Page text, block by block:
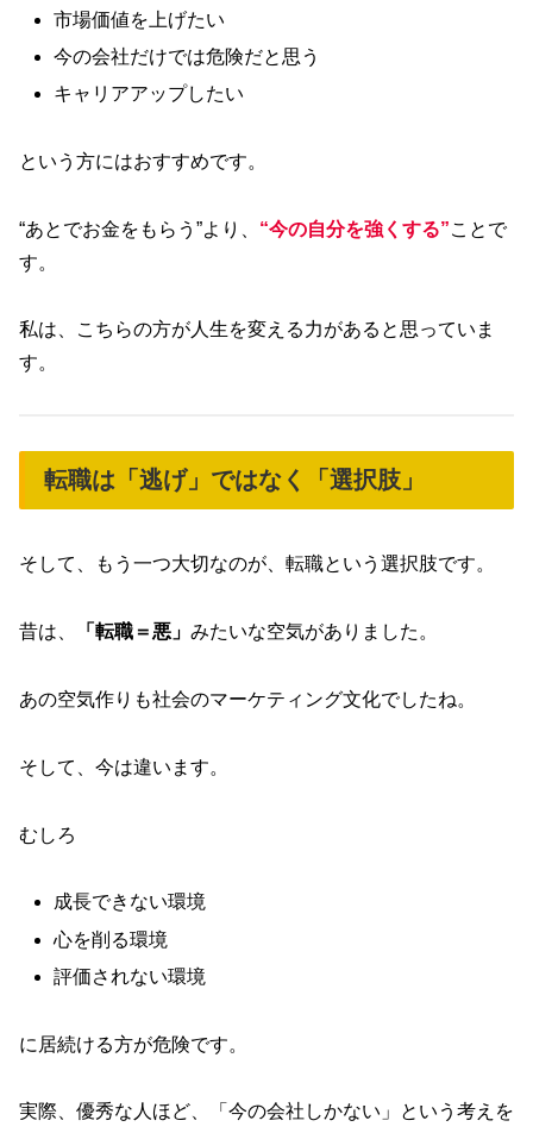
市場価値を上げたい
今の会社だけでは危険だと思う
キャリアアップしたい
という方にはおすすめです。
“あとでお金をもらう”より、 “今の自分を強くする”ことで
す。
私は、こちらの方が人生を変える力があると思っていま
す。
転職は「逃げ」ではなく「選択肢」
そして、もう一つ大切なのが、転職という選択肢です。
昔は、 「転職＝悪」 みたいな空気がありました。
あの空気作りも社会のマーケティング文化でしたね。
そして、今は違います。
むしろ
成長できない環境
心を削る環境
評価されない環境
に居続ける方が危険です。
実際、優秀な人ほど、「今の会社しかない」という考えを